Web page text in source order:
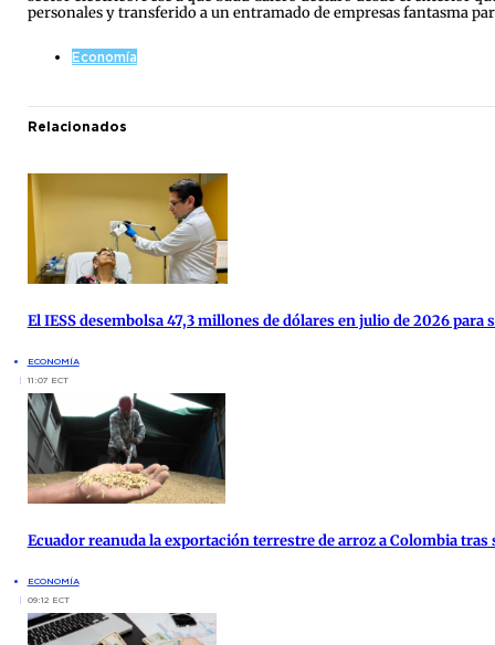
personales y transferido a un entramado de empresas fantasma
Economía
Relacionados
El IESS desembolsa 47,3 millones de dólares en julio de 2026
ECONOMÍA
11:07 ECT
Ecuador reanuda la exportación terrestre de arroz a Colombia
ECONOMÍA
09:12 ECT